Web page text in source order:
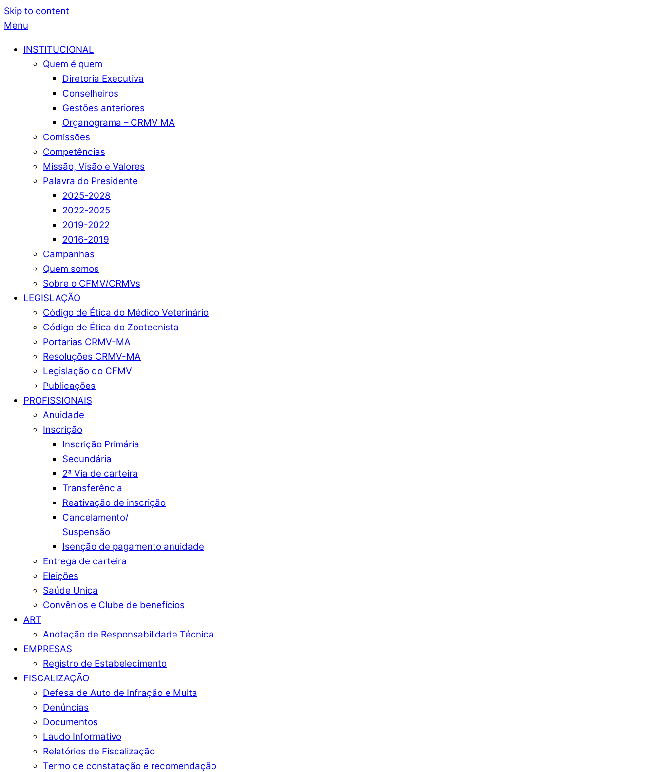
Skip to content
Menu
INSTITUCIONAL
Quem é quem
Diretoria Executiva
Conselheiros
Gestões anteriores
Organograma – CRMV MA
Comissões
Competências
Missão, Visão e Valores
Palavra do Presidente
2025-2028
2022-2025
2019-2022
2016-2019
Campanhas
Quem somos
Sobre o CFMV/CRMVs
LEGISLAÇÃO
Código de Ética do Médico Veterinário
Código de Ética do Zootecnista
Portarias CRMV-MA
Resoluções CRMV-MA
Legislação do CFMV
Publicações
PROFISSIONAIS
Anuidade
Inscrição
Inscrição Primária
Secundária
2ª Via de carteira
Transferência
Reativação de inscrição
Cancelamento/
Suspensão
Isenção de pagamento anuidade
Entrega de carteira
Eleições
Saúde Única
Convênios e Clube de benefícios
ART
Anotação de Responsabilidade Técnica
EMPRESAS
Registro de Estabelecimento
FISCALIZAÇÃO
Defesa de Auto de Infração e Multa
Denúncias
Documentos
Laudo Informativo
Relatórios de Fiscalização
Termo de constatação e recomendação